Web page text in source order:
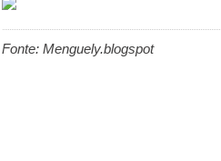
Fonte: Menguely.blogspot